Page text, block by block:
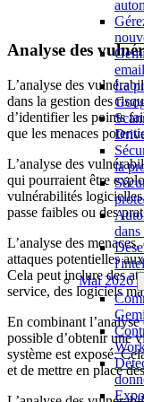
La
la
Mai 2026
Analyse des
L’analyse des
dans la gestion des
d’identifier les points
que les menaces
L’analyse des
qui pourraient être
vulnérabilités
passe faibles ou des
L’analyse des
attaques potentielles
Cela peut inclure des
service, des logiciels
En combinant
possible d’obtenir une
système est exposé.
et de mettre en place